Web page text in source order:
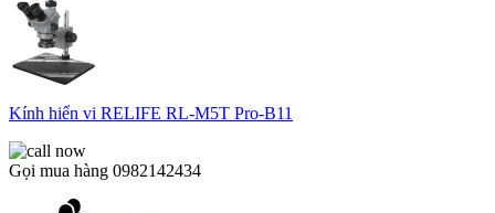
Kính hiển vi RELIFE RL-M5T Pro-B11
Gọi mua hàng 0982142434